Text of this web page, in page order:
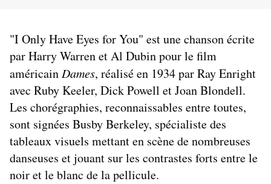
"I Only Have Eyes for You" est une chanson écrite
par Harry Warren et Al Dubin pour le film
américain Dames, réalisé en 1934 par Ray Enright
avec Ruby Keeler, Dick Powell et Joan Blondell.
Les chorégraphies, reconnaissables entre toutes,
sont signées Busby Berkeley, spécialiste des
tableaux visuels mettant en scène de nombreuses
danseuses et jouant sur les contrastes forts entre le
noir et le blanc de la pellicule.